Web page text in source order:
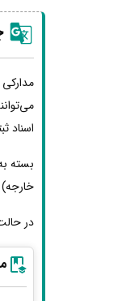
اسناد
بسته
خارجه)
در